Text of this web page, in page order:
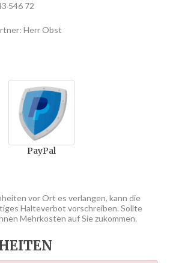
546 72
Herr Obst
PayPal
vor Ort es verlangen, kann die
Halteverbot vorschreiben. Sollte
Mehrkosten auf Sie zukommen.